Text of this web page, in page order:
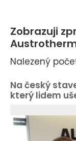
Zobrazuji
Nalezený
Na český
který lidem